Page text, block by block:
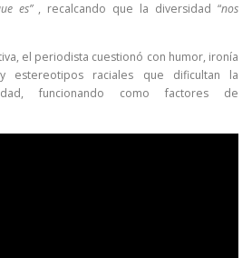
es”, recalcando que la diversidad “nos
el periodista cuestionó con humor, ironía
estereotipos raciales que dificultan la
funcionando como factores de